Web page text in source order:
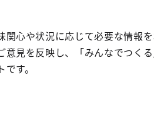
関心や状況に応じて必要な情報
意見を反映し、「みんなでつく
す。